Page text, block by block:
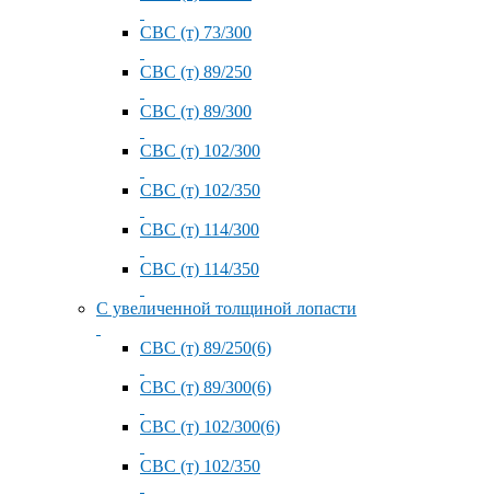
СВС (т) 73/300
СВС (т) 89/250
СВС (т) 89/300
СВС (т) 102/300
СВС (т) 102/350
СВС (т) 114/300
СВС (т) 114/350
С увеличенной толщиной лопасти
СВС (т) 89/250(6)
СВС (т) 89/300(6)
СВС (т) 102/300(6)
СВС (т) 102/350